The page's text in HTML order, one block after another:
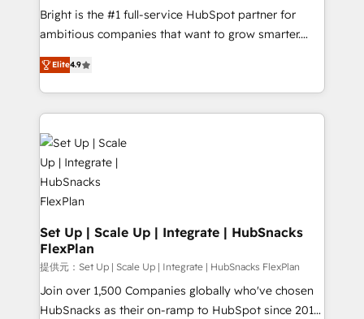
Marketing Enablement HubSpot Impact Award 🏆
2018 Website Design HubSpot Impact Award 🏆2017
Growth-Driven Design Agency of the Year 🏆2016
Sales Enablement HubSpot Impact Award 🏆2015
HubSpot COS Performance Award 🏆2014 HubSpot
COS Design Award 🏆2013 HubSpot Marketplace
Provider of the Year 🏆2011 Became a HubSpot
Partner 📆Founded in 1997
Bright is the #1 full-service HubSpot partner for
ambitious companies that want to grow smarter.
From HubSpot onboarding, to training, from
developing a new website to lead generation and
digital marketing; we do it all (and with great
results)! In short, our services include: - HubSpot
consultancy: onboarding, training, data migration -
HubSpot development: websites, custom modules,
integrations - Marketing & sales solutions: digital
marketing, advertising, campaigns, content and
design We connect people, data and technology to
improve customer experiences. With our bright
people, exciting ideas and can-do mentality, we
ensure revenue growth on a daily basis. So tell us
your challenge; our passionate and growth driven
team of 100+ experts is ready for you! Driving digital
Elite4.9
Set Up | Scale Up | Integrate | HubSnacks
FlexPlan
提供元：Set Up | Scale Up | Integrate | HubSnacks FlexPlan
Join over 1,500 Companies globally who've chosen
HubSnacks as their on-ramp to HubSpot since 2014